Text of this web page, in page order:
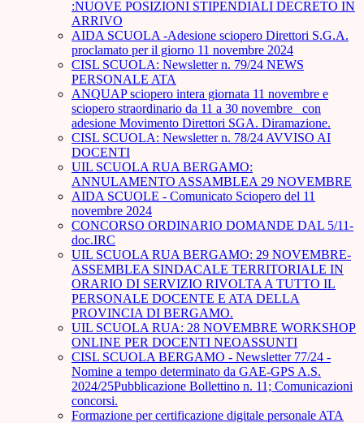
:NUOVE POSIZIONI STIPENDIALI DECRETO IN
ARRIVO
AIDA SCUOLA -Adesione sciopero Direttori S.G.A.
proclamato per il giorno 11 novembre 2024
CISL SCUOLA: Newsletter n. 79/24 NEWS
PERSONALE ATA
ANQUAP sciopero intera giornata 11 novembre e
sciopero straordinario da 11 a 30 novembre_ con
adesione Movimento Direttori SGA. Diramazione.
CISL SCUOLA: Newsletter n. 78/24 AVVISO AI
DOCENTI
UIL SCUOLA RUA BERGAMO:
ANNULAMENTO ASSAMBLEA 29 NOVEMBRE
AIDA SCUOLE - Comunicato Sciopero del 11
novembre 2024
CONCORSO ORDINARIO DOMANDE DAL 5/11-
doc.IRC
UIL SCUOLA RUA BERGAMO: 29 NOVEMBRE-
ASSEMBLEA SINDACALE TERRITORIALE IN
ORARIO DI SERVIZIO RIVOLTA A TUTTO IL
PERSONALE DOCENTE E ATA DELLA
PROVINCIA DI BERGAMO.
UIL SCUOLA RUA: 28 NOVEMBRE WORKSHOP
ONLINE PER DOCENTI NEOASSUNTI
CISL SCUOLA BERGAMO - Newsletter 77/24 -
Nomine a tempo determinato da GAE-GPS A.S.
2024/25Pubblicazione Bollettino n. 11; Comunicazioni
concorsi.
Formazione per certificazione digitale personale ATA